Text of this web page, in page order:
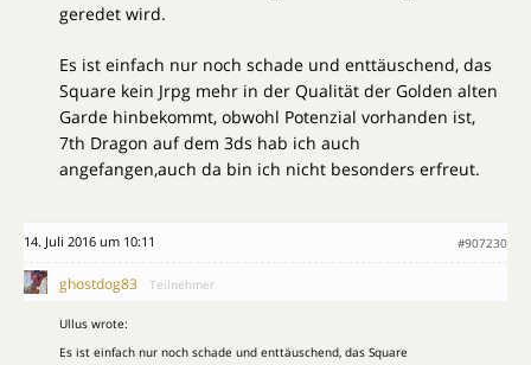
geredet wird.
Es ist einfach nur noch schade und enttäuschend, das
Square kein Jrpg mehr in der Qualität der Golden alten
Garde hinbekommt, obwohl Potenzial vorhanden ist,
7th Dragon auf dem 3ds hab ich auch
angefangen,auch da bin ich nicht besonders erfreut.
14. Juli 2016 um 10:11 #907230
ghostdog83 Teilnehmer
Ullus wrote:
Es ist einfach nur noch schade und enttäuschend, das Square